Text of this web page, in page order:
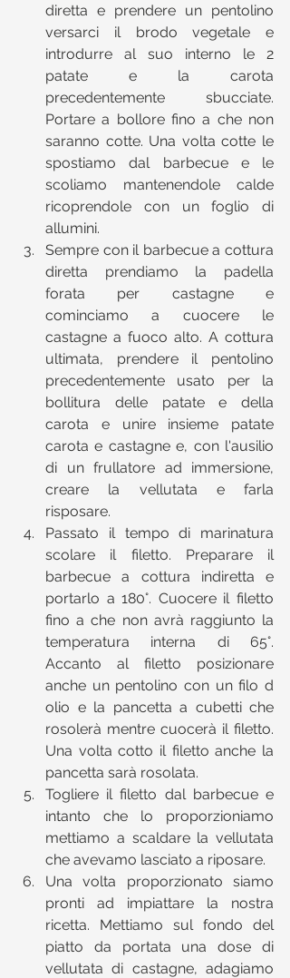
diretta e prendere un pentolino
versarci il brodo vegetale e
introdurre al suo interno le 2
patate e la carota
precedentemente sbucciate.
Portare a bollore fino a che non
saranno cotte. Una volta cotte le
spostiamo dal barbecue e le
scoliamo mantenendole calde
ricoprendole con un foglio di
allumini.
Sempre con il barbecue a cottura
diretta prendiamo la padella
forata per castagne e
cominciamo a cuocere le
castagne a fuoco alto. A cottura
ultimata, prendere il pentolino
precedentemente usato per la
bollitura delle patate e della
carota e unire insieme patate
carota e castagne e, con l'ausilio
di un frullatore ad immersione,
creare la vellutata e farla
risposare.
Passato il tempo di marinatura
scolare il filetto. Preparare il
barbecue a cottura indiretta e
portarlo a 180°. Cuocere il filetto
fino a che non avrà raggiunto la
temperatura interna di 65°.
Accanto al filetto posizionare
anche un pentolino con un filo d
olio e la pancetta a cubetti che
rosolerà mentre cuocerà il filetto.
Una volta cotto il filetto anche la
pancetta sarà rosolata.
Togliere il filetto dal barbecue e
intanto che lo proporzioniamo
mettiamo a scaldare la vellutata
che avevamo lasciato a riposare.
Una volta proporzionato siamo
pronti ad impiattare la nostra
ricetta. Mettiamo sul fondo del
piatto da portata una dose di
vellutata di castagne, adagiamo